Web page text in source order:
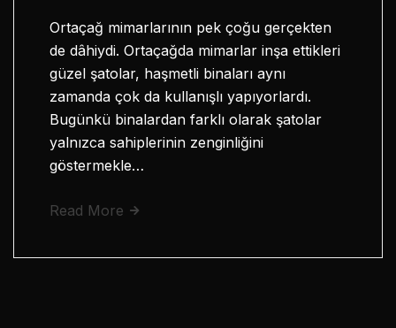
Ortaçağ mimarlarının pek çoğu gerçekten
de dâhiydi. Ortaçağda mimarlar inşa ettikleri
güzel şatolar, haşmetli binaları aynı
zamanda çok da kullanışlı yapıyorlardı.
Bugünkü binalardan farklı olarak şatolar
yalnızca sahiplerinin zenginliğini
göstermekle…
Read More